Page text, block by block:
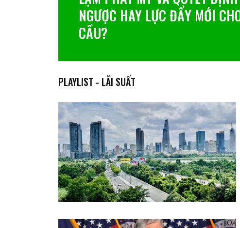
NGƯỢC HAY LỰC ĐẨY MỚI
CẦU?
TẾ THỨ HAI THẾ GIỚI ẢNH
VIỆT NAM
PLAYLIST - LÃI SUẤT